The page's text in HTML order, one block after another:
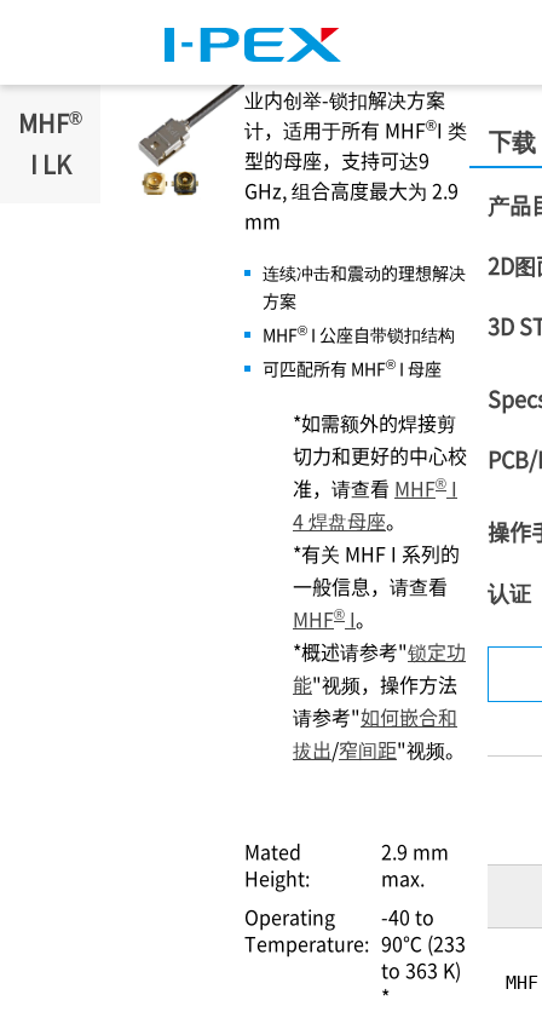
MHF®
I LK
业内创举-锁扣解决方案
计，适用于所有 MHF®I 类
型的母座，支持可达9
GHz, 组合高度最大为 2.9
mm
连续冲击和震动的理想解决
方案
MHF® I 公座自带锁扣结构
可匹配所有 MHF® I 母座
*如需额外的焊接剪
切力和更好的中心校
准，请查看 MHF® I
4 焊盘母座。
*有关 MHF I 系列的
一般信息，请查看
MHF® I。
*概述请参考"锁定功
能"视频，操作方法
请参考"如何嵌合和
拔出/窄间距"视频。
Mated
Height:
2.9 mm
max.
Operating
Temperature:
-40 to
90℃ (233
to 363 K)
*
下载
产品
2D图
3D
操作
认证